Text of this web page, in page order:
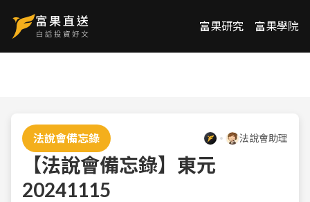
富果研究 富果學院
法說會備忘錄 法說會助理
【法說會備忘錄】東元
20241115